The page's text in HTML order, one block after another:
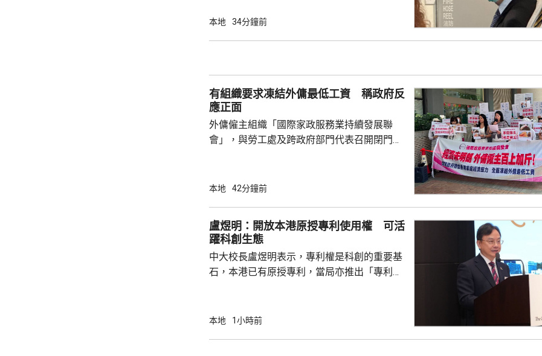
今日繼續傳召證人。 葉維晉作供時指，通常病
問診。葉維晉當時強調診所不是賣藥，堅持要
會見病人，只是在妹妹拒絕後，他只...
本地 34分鐘前
有組織要求凍結外傭最低工資 稱政府反
應正面
外傭僱主組織「國際家政服務業持續發展聯
會」，與勞工處及跨政府部門代表召開閉門會
並保持與持份者溝通。 國際家政服務業持續發
結最低工資及膳食津貼。組織指，雖然外傭現
時最低工資為5100元，不過連同免費住宿、水
電煤及膳食等費用，僱主每月實...
本地 42分鐘前
盧煜明：開放本港原授專利使用權 可活
躍科創生態
中大校長盧煜明表示，專利權是科創的重要基
石，本港已有原授專利，當局亦推出「專利
使用，相信會有更多人來港申請專利，活躍本
本地 1小時前